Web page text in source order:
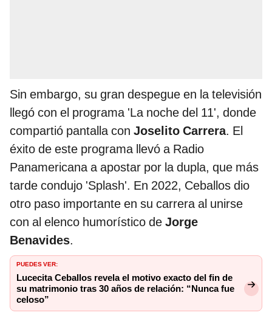
Sin embargo, su gran despegue en la televisión
llegó con el programa 'La noche del 11', donde
compartió pantalla con Joselito Carrera. El
éxito de este programa llevó a Radio
Panamericana a apostar por la dupla, que más
tarde condujo 'Splash'. En 2022, Ceballos dio
otro paso importante en su carrera al unirse
con al elenco humorístico de Jorge
Benavides.
PUEDES VER:
Lucecita Ceballos revela el motivo exacto del fin de
su matrimonio tras 30 años de relación: “Nunca fue
celoso”